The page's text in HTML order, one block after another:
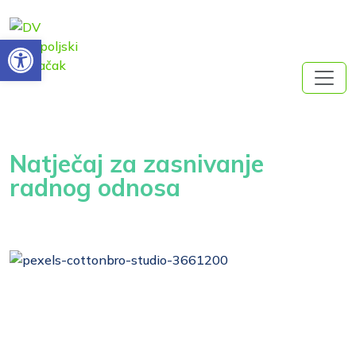
Natječaj za zasnivanje
radnog odnosa
Open toolbar